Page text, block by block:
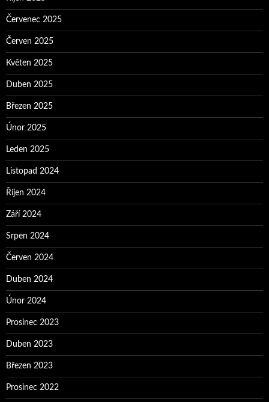
Červenec 2025
Červen 2025
Květen 2025
Duben 2025
Březen 2025
Únor 2025
Leden 2025
Listopad 2024
Říjen 2024
Září 2024
Srpen 2024
Červen 2024
Duben 2024
Únor 2024
Prosinec 2023
Duben 2023
Březen 2023
Prosinec 2022